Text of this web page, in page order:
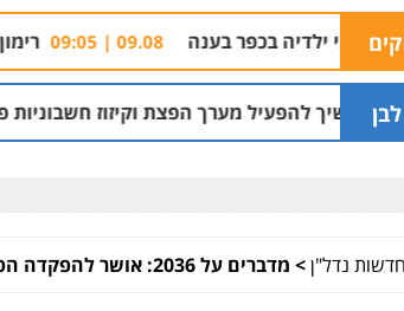
בענה 09.08 | 09:05 רימון התפוצץ סמוך
הפצת וקיזוז חשבוניות פיקטיביות | 09:59
חדשות נדל"ן> מדברים על 2036: אושר להפקדה הפרויקט השאפתני "מתחם 13" בחדרה